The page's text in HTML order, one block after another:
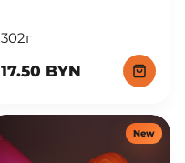
302г
17.50 BYN
New